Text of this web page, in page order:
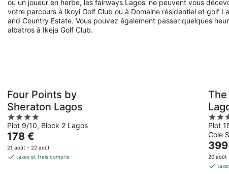
ou un joueur en herbe, les fairways Lagos' ne peuvent vous
votre parcours à Ikoyi Golf Club ou à Domaine résidentiel et golf
and Country Estate. Vous pouvez également passer quelques
albatros à Ikeja Golf Club.
Four Points by
Sheraton Lagos
4
out
of
5
Plot 9/10, Block 2 Lagos
Le
prix
est
178 €
21 août - 22 août
taxes et frais compris
4.5
out
of
5
Plot
Cole
Le
prix
est
20 août